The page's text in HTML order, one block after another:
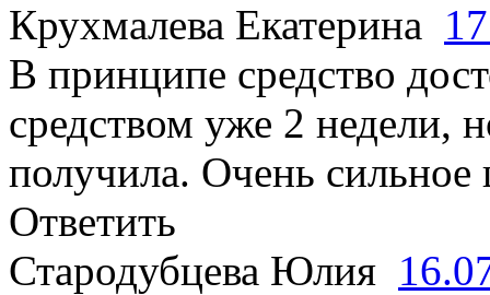
Крухмалева Екатерина
В принципе средство
средством уже 2 недели,
получила. Очень
Ответить
Стародубцева Юлия